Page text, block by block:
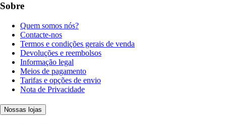
Sobre
Quem somos nós?
Contacte-nos
Termos e condições gerais de venda
Devoluções e reembolsos
Informação legal
Meios de pagamento
Tarifas e opções de envio
Nota de Privacidade
Nossas lojas